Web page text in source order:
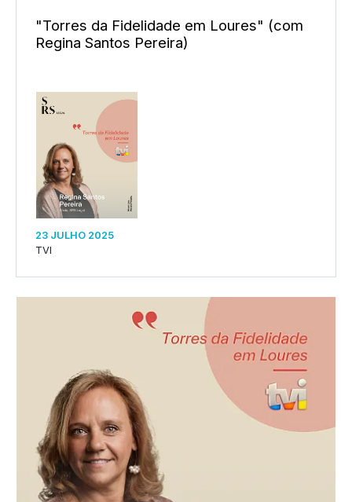
"Torres da Fidelidade em Loures" (com
Regina Santos Pereira)
23 JULHO 2025
TVI